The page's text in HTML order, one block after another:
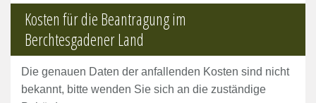
Kosten für die Beantragung im
Berchtesgadener Land
Die genauen Daten der anfallenden Kosten sind nicht
bekannt, bitte wenden Sie sich an die zuständige